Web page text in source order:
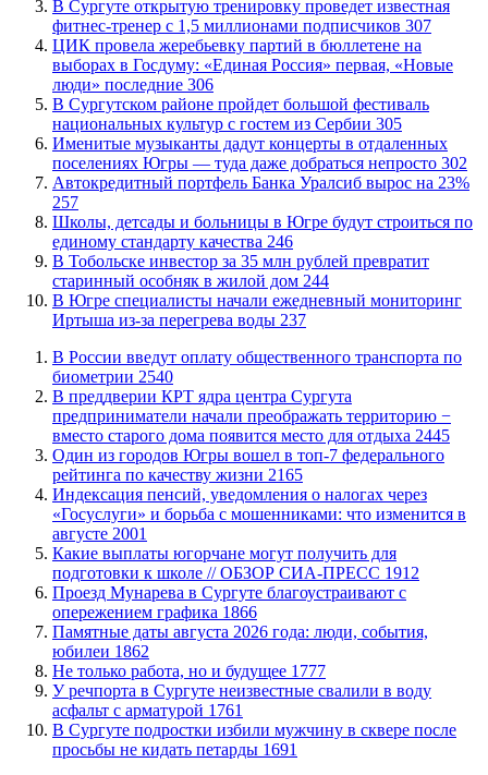
В Сургуте открытую тренировку проведет известная
фитнес-тренер с 1,5 миллионами подписчиков 307
ЦИК провела жеребьевку партий в бюллетене на
выборах в Госдуму: «Единая Россия» первая, «Новые
люди» последние 306
В Сургутском районе пройдет большой фестиваль
национальных культур с гостем из Сербии 305
Именитые музыканты дадут концерты в отдаленных
поселениях Югры — туда даже добраться непросто 302
​Автокредитный портфель Банка Уралсиб вырос на 23%
257
Школы, детсады и больницы в Югре будут строиться по
единому стандарту качества 246
В Тобольске инвестор за 35 млн рублей превратит
старинный особняк в жилой дом 244
В Югре специалисты начали ежедневный мониторинг
Иртыша из-за перегрева воды 237
В России введут оплату общественного транспорта по
биометрии 2540
​В преддверии КРТ ядра центра Сургута
предприниматели начали преображать территорию −
вместо старого дома появится место для отдыха 2445
Один из городов Югры вошел в топ-7 федерального
рейтинга по качеству жизни 2165
​Индексация пенсий, уведомления о налогах через
«Госуслуги» и борьба с мошенниками: что изменится в
августе 2001
Какие выплаты югорчане могут получить для
подготовки к школе // ОБЗОР СИА-ПРЕСС 1912
​Проезд Мунарева в Сургуте благоустраивают с
опережением графика 1866
​Памятные даты августа 2026 года: люди, события,
юбилеи 1862
​Не только работа, но и будущее 1777
​У речпорта в Сургуте неизвестные свалили в воду
асфальт с арматурой 1761
В Сургуте подростки избили мужчину в сквере после
просьбы не кидать петарды 1691